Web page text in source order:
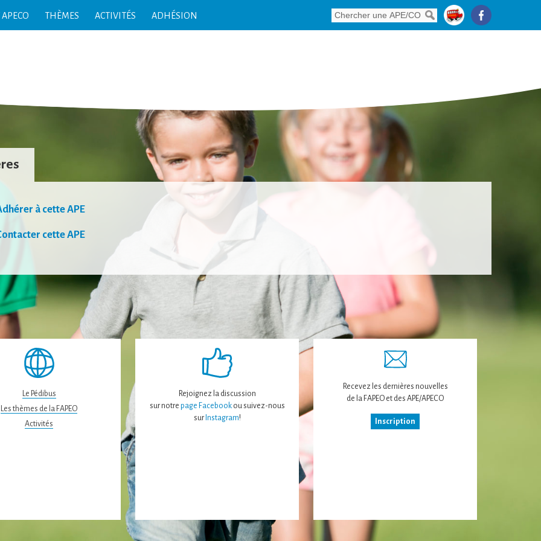
THÈMES ACTIVITÉS ADHÉSION
à cetteAPE
cetteAPE
Le Pédibus
Les thèmes de la FAPEO
Activités
Rejoignez la discussion
sur notre page Facebookou suivez-nous
sur Instagram!
Recevez les dernières nouvelles
de la FAPEO et des APE/APECO
Inscription